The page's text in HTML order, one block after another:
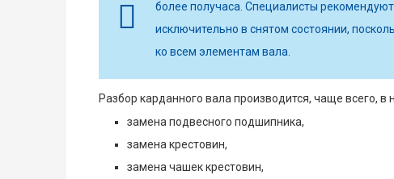
более получаса. Специалисты
исключительно в снятом состоянии,
ко всем элементам вала.
Разбор карданного вала производится, чаще всего, в
замена подвесного подшипника,
замена крестовин,
замена чашек крестовин,